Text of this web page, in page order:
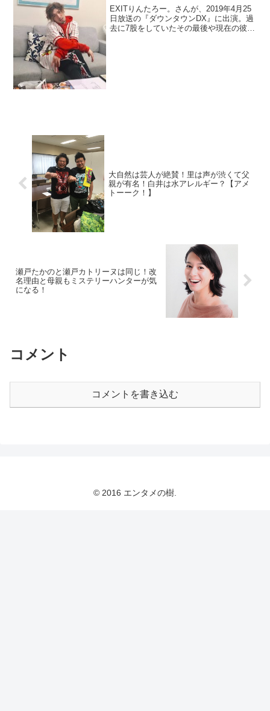
EXITりんたろー。さんが、2019年4月25
日放送の『ダウンタウンDX』に出演。過
去に7股をしていたその最後や現在の彼女
大自然は芸人が絶賛！里は声が渋くて父
親が有名！白井は水アレルギー？【アメ
トーーク！】
瀬戸たかのと瀬戸カトリーヌは同じ！改
名理由と母親もミステリーハンターが気
になる！
コメント
コメントを書き込む
© 2016 エンタメの樹.